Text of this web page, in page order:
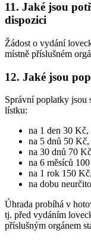
11. Jaké jsou
dispozici
Žádost o vydání
místně příslušném
12. Jaké jsou
Správní poplatky jsou
lístku:
na 1 den 30 Kč,
na 5 dnů 50 Kč,
na 30 dnů 70
na 6 měsíců
na 1 rok 150 Kč,
na dobu
Úhrada probíhá v
tj. před vydáním
příslušným orgánem